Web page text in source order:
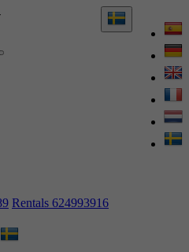
Rentals 624993916